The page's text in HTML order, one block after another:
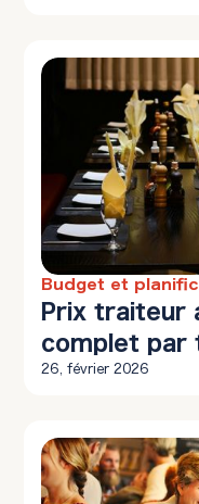
12 min à lire
Budget et
Prix traiteur
complet par
26, février 2026